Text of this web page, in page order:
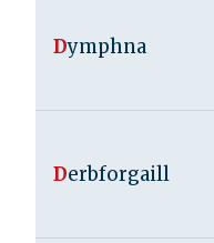
Dymphna
Derbforgaill